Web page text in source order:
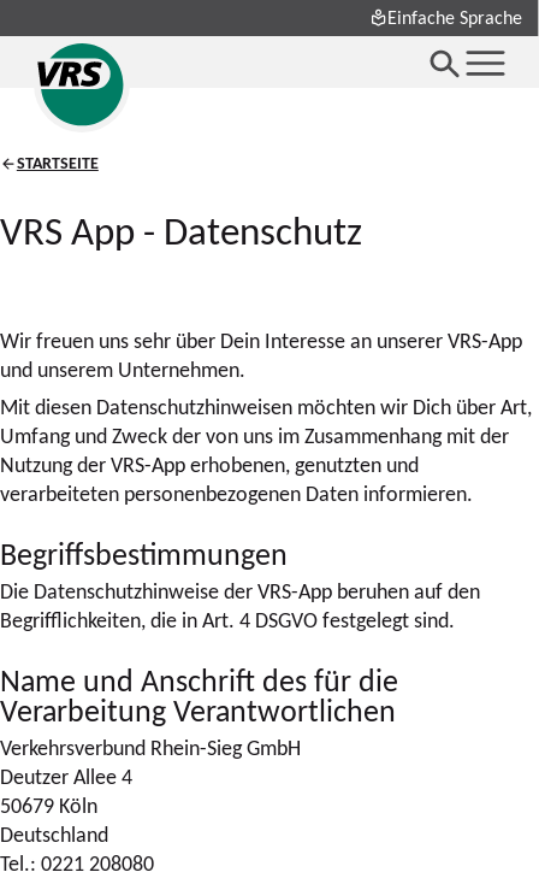
Einfache Sprache
STARTSEITE
VRS App - Datenschutz
Wir freuen uns sehr über Dein Interesse an unserer VRS-App
und unserem Unternehmen.
Mit diesen Datenschutzhinweisen möchten wir Dich über Art,
Umfang und Zweck der von uns im Zusammenhang mit der
Nutzung der VRS-App erhobenen, genutzten und
verarbeiteten personenbezogenen Daten informieren.
Begriffsbestimmungen
Die Datenschutzhinweise der VRS-App beruhen auf den
Begrifflichkeiten, die in Art. 4 DSGVO festgelegt sind.
Name und Anschrift des für die
Verarbeitung Verantwortlichen
Verkehrsverbund Rhein-Sieg GmbH
Deutzer Allee 4
50679 Köln
Deutschland
Tel.: 0221 208080